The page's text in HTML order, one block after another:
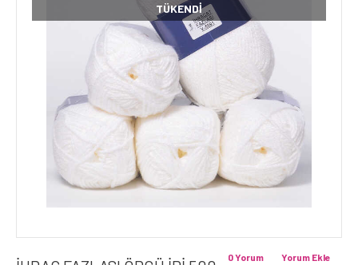
TÜKENDI
Yorum Ekle
0 Yorum